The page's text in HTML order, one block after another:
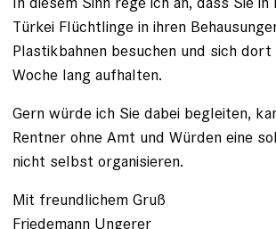
Türkei Flüchtlinge in ihren
Plastikbahnen besuchen und sich
Woche lang aufhalten.
Gern würde ich Sie dabei begleiten,
Rentner ohne Amt und Würden eine
nicht selbst organisieren.
Mit freundlichem Gruß
Friedemann Ungerer